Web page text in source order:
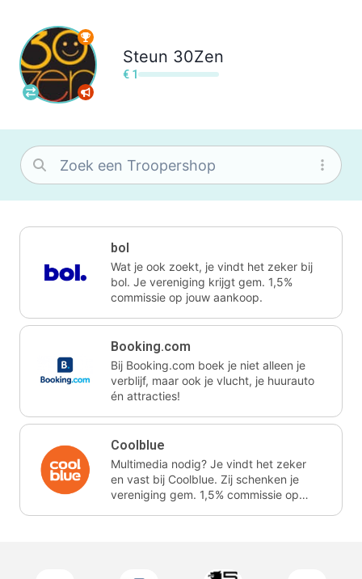
Steun 30Zen
€ 1
bol
Wat je ook zoekt, je vindt het zeker bij
bol. Je vereniging krijgt gem. 1,5%
commissie op jouw aankoop.
Booking.com
Bij Booking.com boek je niet alleen je
verblijf, maar ook je vlucht, je huurauto
én attracties!
Coolblue
Multimedia nodig? Je vindt het zeker
en vast bij Coolblue. Zij schenken je
vereniging gem. 1,5% commissie op